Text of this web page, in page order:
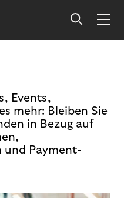
Events,
mehr: Bleiben Sie
in Bezug auf
und Payment-